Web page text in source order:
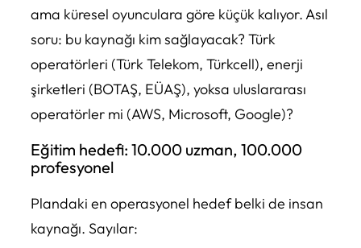
ama küresel oyunculara göre küçük kalıyor. Asıl
soru: bu kaynağı kim sağlayacak? Türk
operatörleri (Türk Telekom, Türkcell), enerji
şirketleri (BOTAŞ, EÜAŞ), yoksa uluslararası
operatörler mi (AWS, Microsoft, Google)?
Eğitim hedefi: 10.000 uzman, 100.000
profesyonel
Plandaki en operasyonel hedef belki de insan
kaynağı. Sayılar: